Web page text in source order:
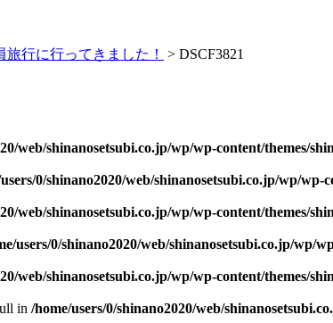
旅行に行ってきました！ > DSCF3821
web/shinanosetsubi.co.jp/wp/wp-content/themes/
0/shinano2020/web/shinanosetsubi.co.jp/wp/wp-
web/shinanosetsubi.co.jp/wp/wp-content/themes/
users/0/shinano2020/web/shinanosetsubi.co.jp/wp/
web/shinanosetsubi.co.jp/wp/wp-content/themes/
in /home/users/0/shinano2020/web/